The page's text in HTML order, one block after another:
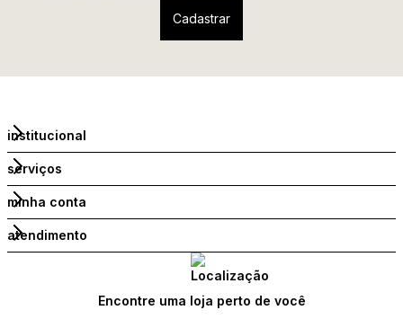
institucional
serviços
minha conta
atendimento
Encontre uma loja perto de você